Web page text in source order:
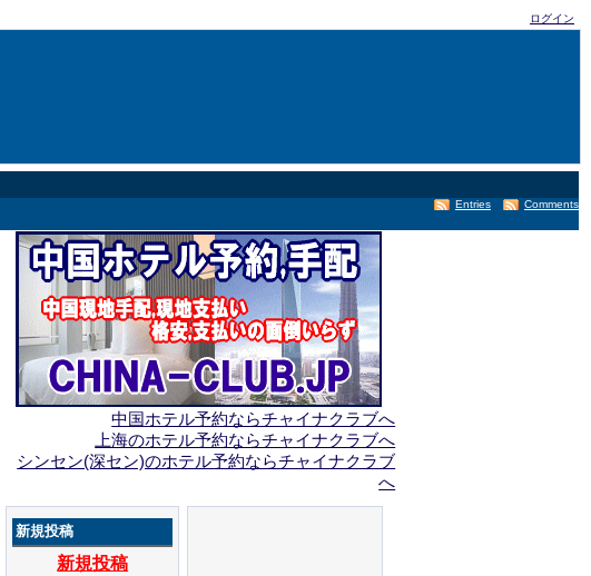
ログイン
Comments
Entries
中国ホテル予約ならチャイナクラブへ
上海のホテル予約ならチャイナクラブへ
シンセン(深セン)のホテル予約ならチャイナクラブ
へ
新規投稿
新規投稿